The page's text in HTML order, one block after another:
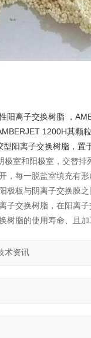
阳离子交换树脂 ，
1200H其
阳离子交换树脂，置
室和阳极室，交替
，每一脱盐室填充有
极板与阴离子交换膜
子交换树脂，在阳离
脂的使用寿命、且加